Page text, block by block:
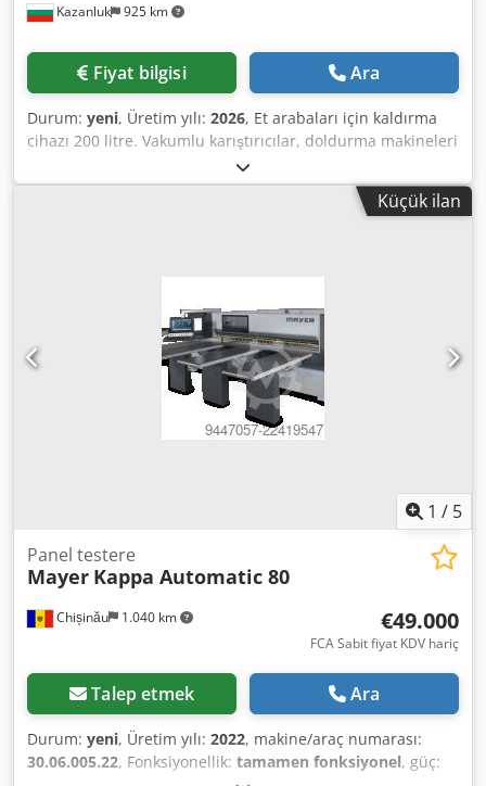
Kazanluk 925 km
Fiyat bilgisi Ara
Durum: yeni, Üretim yılı: 2026, Et arabaları için kaldırma
cihazı 200 litre. Vakumlu karıştırıcılar, doldurma makineleri
ve diğerlerini yüklemek için kullanılır. Dwsdpewqcgnsfx
Afuoa Tamamen paslanmaz çelikten yapılmıştır - 1.4301.
Uygulama sol veya sağ olabilir ve ayrıca mobil olabilir.Küçük ilan
1 / 5
Chișinău 1.040 km
Panel testere
Mayer Kappa Automatic 80
€49.000
FCA Sabit fiyat KDV hariç
Talep etmek Ara
Durum: yeni, Üretim yılı: 2022, makine/araç numarası:
30.06.005.22, Fonksiyonellik: tamamen fonksiyonel, güç: